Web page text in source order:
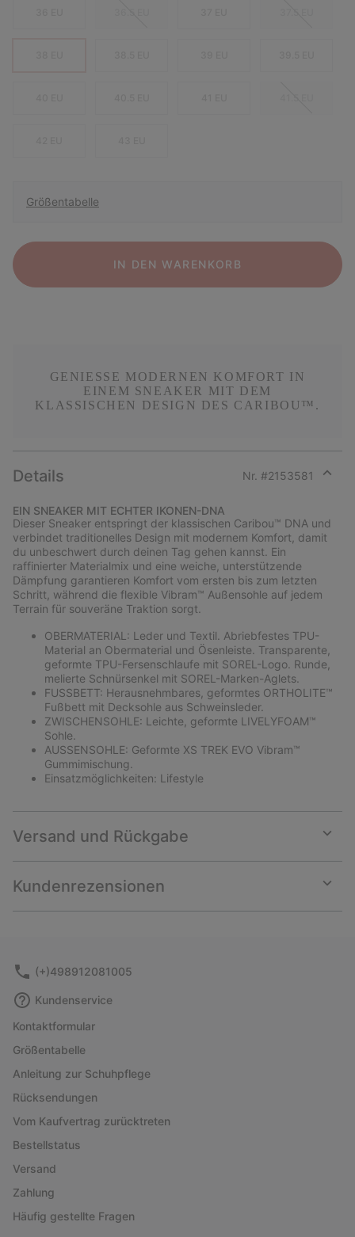
Größentabelle
IN DEN WARENKORB
GENIESSE MODERNEN KOMFORT IN E
INEM SNEAKER MIT DEM K
LASSISCHEN DESIGN DES CARIBOU™.
Details Nr. #2153581
section
EIN SNEAKER MIT ECHTER IKONEN-DNA
Dieser Sneaker entspringt der klassischen Caribou™ DNA und
verbindet traditionelles Design mit modernem Komfort, damit
du unbeschwert durch deinen Tag gehen kannst. Ein
raffinierter Materialmix und eine weiche, unterstützende
Dämpfung garantieren Komfort vom ersten bis zum letzten
Schritt, während die flexible Vibram™ Außensohle auf jedem
Terrain für souveräne Traktion sorgt.
OBERMATERIAL: Leder und Textil. Abriebfestes TPU-
Material an Obermaterial und Ösenleiste. Transparente,
geformte TPU-Fersenschlaufe mit SOREL-Logo. Runde,
melierte Schnürsenkel mit SOREL-Marken-Aglets.
FUSSBETT: Herausnehmbares, geformtes ORTHOLITE™
Fußbett mit Decksohle aus Schweinsleder.
ZWISCHENSOHLE: Leichte, geformte LIVELYFOAM™
Sohle.
AUSSENSOHLE: Geformte XS TREK EVO Vibram™
Gummimischung.
Einsatzmöglichkeiten: Lifestyle
Versand und Rückgabe
or
Kundenrezensionen
or
(+)498912081005
Kundenservice
Kontaktformular
Größentabelle
Anleitung zur Schuhpflege
Rücksendungen
Vom Kaufvertrag zurücktreten
Bestellstatus
Versand
Zahlung
Häufig gestellte Fragen